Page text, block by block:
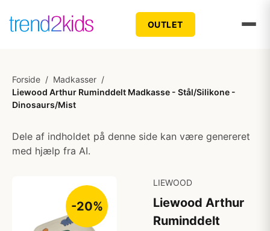
OUTLET
Forside / Madkasser /
Liewood Arthur Ruminddelt Madkasse - Stål/Silikone -
Dinosaurs/Mist
Dele af indholdet på denne side kan være genereret
med hjælp fra AI.
-20%
LIEWOOD
Liewood Arthur
Ruminddelt